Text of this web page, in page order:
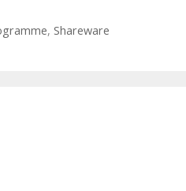
, Shareware